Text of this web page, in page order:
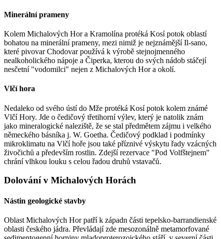
Minerální prameny
Kolem Michalových Hor a Kramolína protéká Kosí potok oblastí
bohatou na minerální prameny, mezi nimiž je nejznámější Il-sano,
které pivovar Chodovar používá k výrobě stejnojmenného
nealkoholického nápoje a Čiperka, kterou do svých nádob stáčejí
nesčetní "vodomilci" nejen z Michalových Hor a okolí.
Vlčí hora
Nedaleko od svého ústí do Mže protéká Kosí potok kolem známé
Vlčí Hory. Jde o čedičový třetihorní výlev, který je natolik znám
jako mineralogické naleziště, že se stal předmětem zájmu i velkého
německého básníka j. W. Goetha. Čedičový podklad i podmínky
mikroklimatu na Vlčí hoře jsou také příznivé výskytu řady vzácných
živočichů a především rostlin. Zdejší rezervace "Pod Volfštejnem"
chrání vlhkou louku s celou řadou druhů vstavačů.
Dolování v Michalových Horách
Nástin geologické stavby
Oblast Michalových Hor patří k západn části tepelsko-barrandienské
oblasti českého jádra. Převládají zde mesozonálně metamorfované